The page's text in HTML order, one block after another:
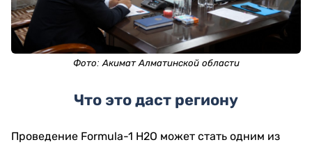
Фото:Акимат Алматинской области
Что это даст региону
Проведение Formula-1 H2O может стать одним из